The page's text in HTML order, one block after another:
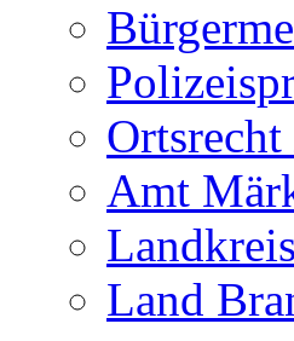
Ortsrecht
Amt
Land